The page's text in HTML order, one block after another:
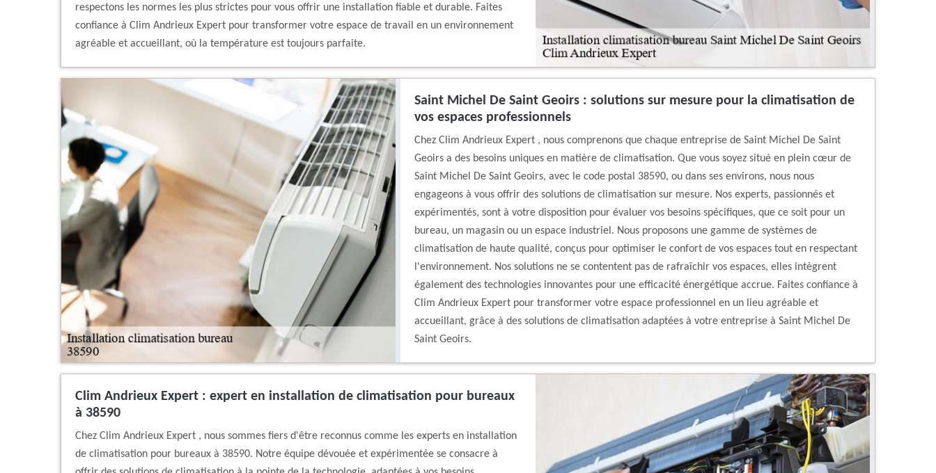
respectons les normes les plus strictes pour vous offrir une installation fiable et durable. Faites
confiance à Clim Andrieux Expert pour transformer votre espace de travail en un environnement
agréable et accueillant, où la température est toujours parfaite.
Saint Michel De Saint Geoirs : solutions sur mesure pour la climatisation de
vos espaces professionnels
Chez Clim Andrieux Expert , nous comprenons que chaque entreprise de Saint Michel De Saint
Geoirs a des besoins uniques en matière de climatisation. Que vous soyez situé en plein cœur de
Saint Michel De Saint Geoirs, avec le code postal 38590, ou dans ses environs, nous nous
engageons à vous offrir des solutions de climatisation sur mesure. Nos experts, passionnés et
expérimentés, sont à votre disposition pour évaluer vos besoins spécifiques, que ce soit pour un
bureau, un magasin ou un espace industriel. Nous proposons une gamme de systèmes de
climatisation de haute qualité, conçus pour optimiser le confort de vos espaces tout en respectant
l'environnement. Nos solutions ne se contentent pas de rafraîchir vos espaces, elles intègrent
également des technologies innovantes pour une efficacité énergétique accrue. Faites confiance à
Clim Andrieux Expert pour transformer votre espace professionnel en un lieu agréable et
accueillant, grâce à des solutions de climatisation adaptées à votre entreprise à Saint Michel De
Saint Geoirs.
Clim Andrieux Expert : expert en installation de climatisation pour bureaux
à 38590
Chez Clim Andrieux Expert , nous sommes fiers d'être reconnus comme les experts en installation
de climatisation pour bureaux à 38590. Notre équipe dévouée et expérimentée se consacre à